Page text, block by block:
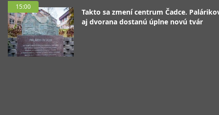
15:00
Takto sa zmení centrum Čadce.
aj dvorana dostanú úplne novú tvár